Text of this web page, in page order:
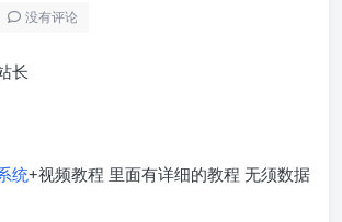
没有评论
长
统+视频教程 里面有详细的教程 无须数据